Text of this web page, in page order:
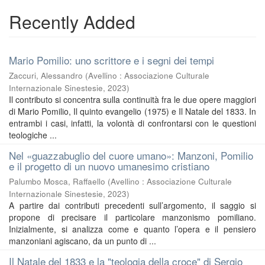
Recently Added
Mario Pomilio: uno scrittore e i segni dei tempi
Zaccuri, Alessandro (Avellino : Associazione Culturale
Internazionale Sinestesie, 2023)
Il contributo si concentra sulla continuità fra le due opere maggiori
di Mario Pomilio, Il quinto evangelio (1975) e Il Natale del 1833. In
entrambi i casi, infatti, la volontà di confrontarsi con le questioni
teologiche ...
Nel «guazzabuglio del cuore umano»: Manzoni, Pomilio
e il progetto di un nuovo umanesimo cristiano
Palumbo Mosca, Raffaello (Avellino : Associazione Culturale
Internazionale Sinestesie, 2023)
A partire dai contributi precedenti sull’argomento, il saggio si
propone di precisare il particolare manzonismo pomiliano.
Inizialmente, si analizza come e quanto l’opera e il pensiero
manzoniani agiscano, da un punto di ...
Il Natale del 1833 e la "teologia della croce" di Sergio